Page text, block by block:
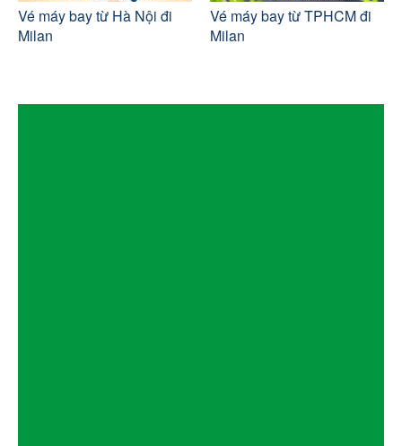
Vé máy bay từ Hà Nội đi
Milan
Vé máy bay từ TPHCM đi
Milan